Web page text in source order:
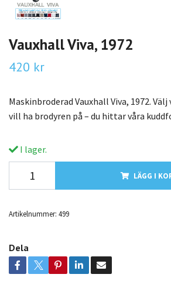
Vauxhall Viva, 1972
420 kr
Maskinbroderad Vauxhall Viva, 1972.
vill ha brodyren på – du hittar våra
I lager.
LÄGG I
Artikelnummer: 499
Dela